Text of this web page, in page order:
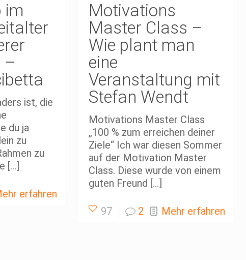
im
–
ist, die
du ja
zu
zu
[…]
erfahren
Motivations
Master Class –
Wie plant man
eine
Veranstaltung mit
Stefan Wendt
Motivations Master Class
„100 % zum erreichen deiner
Ziele“ Ich war diesen Sommer
auf der Motivation Master
Class. Diese wurde von einem
guten Freund […]
97 2 Mehr erfahren